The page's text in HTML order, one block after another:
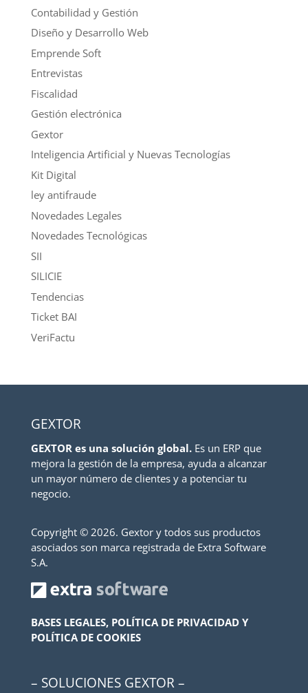
Contabilidad y Gestión
Diseño y Desarrollo Web
Emprende Soft
Entrevistas
Fiscalidad
Gestión electrónica
Gextor
Inteligencia Artificial y Nuevas Tecnologías
Kit Digital
ley antifraude
Novedades Legales
Novedades Tecnológicas
SII
SILICIE
Tendencias
Ticket BAI
VeriFactu
GEXTOR
GEXTOR es una solución global.Es un ERP que
mejora la gestión de la empresa, ayuda a alcanzar
un mayor número de clientes y a potenciar tu
negocio.
Copyright © 2026. Gextor y todos sus productos
asociados son marca registrada de Extra Software
S.A.
BASES LEGALES, POLÍTICA DE PRIVACIDAD Y
POLÍTICA DE COOKIES
– SOLUCIONES GEXTOR –